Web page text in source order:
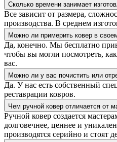
Сколько времени занимает
Все зависит от размера,
производства. В среднем
Можно ли примерить ковер в
Да, конечно. Мы бесплатно
чтобы вы могли посмотреть,
вас.
Можно ли у вас почистить или
Да. У нас есть собственный
реставрации ковров.
Чем ручной ковер отличается от
Ручной ковер создается
долговечнее, ценнее и
производятся серийно и стоят